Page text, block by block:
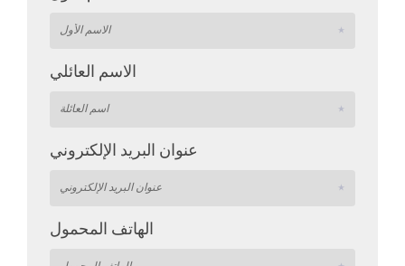
الاسم العائلي
عنوان البريد الإلكتروني
الهاتف المحمول